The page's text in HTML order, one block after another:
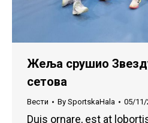
Жеља срушио
сетова
Вести By SportskaHala 05/11/
Duis ornare, est at